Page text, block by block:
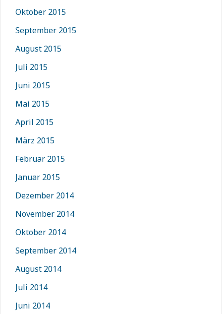
Oktober 2015
September 2015
August 2015
Juli 2015
Juni 2015
Mai 2015
April 2015
März 2015
Februar 2015
Januar 2015
Dezember 2014
November 2014
Oktober 2014
September 2014
August 2014
Juli 2014
Juni 2014